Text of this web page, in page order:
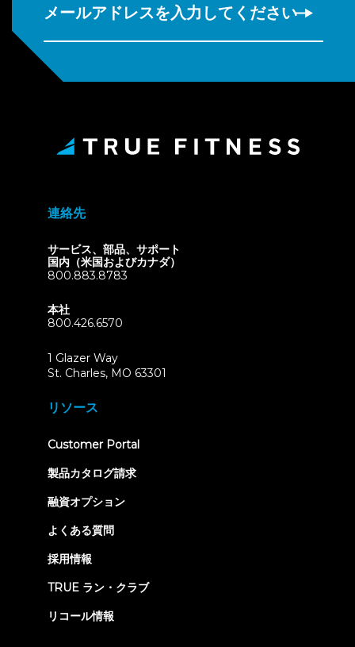
メールアドレスを入力してください
連絡先
サービス、部品、サポート
国内（米国およびカナダ）
800.883.8783
本社
800.426.6570
1 Glazer Way
St. Charles, MO 63301
リソース
Customer Portal(opens
製品カタログ請求
融資オプション
よくある質問
採用情報
TRUE ラン・クラブ
リコール情報